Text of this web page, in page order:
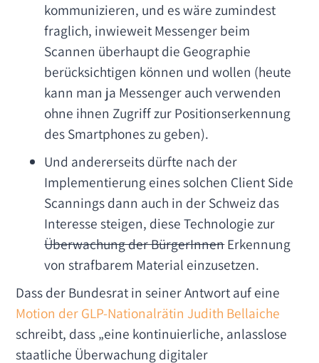
kommunizieren, und es wäre zumindest
fraglich, inwieweit Messenger beim
Scannen überhaupt die Geographie
berücksichtigen können und wollen (heute
kann man ja Messenger auch verwenden
ohne ihnen Zugriff zur Positionserkennung
des Smartphones zu geben).
Und andererseits dürfte nach der
Implementierung eines solchen Client Side
Scannings dann auch in der Schweiz das
Interesse steigen, diese Technologie zur
Überwachung der BürgerInnenErkennung
von strafbarem Material einzusetzen.
Dass der Bundesrat in seiner Antwort auf eine
Motion der GLP-Nationalrätin Judith Bellaiche
schreibt, dass „eine kontinuierliche, anlasslose
staatliche Überwachung digitaler